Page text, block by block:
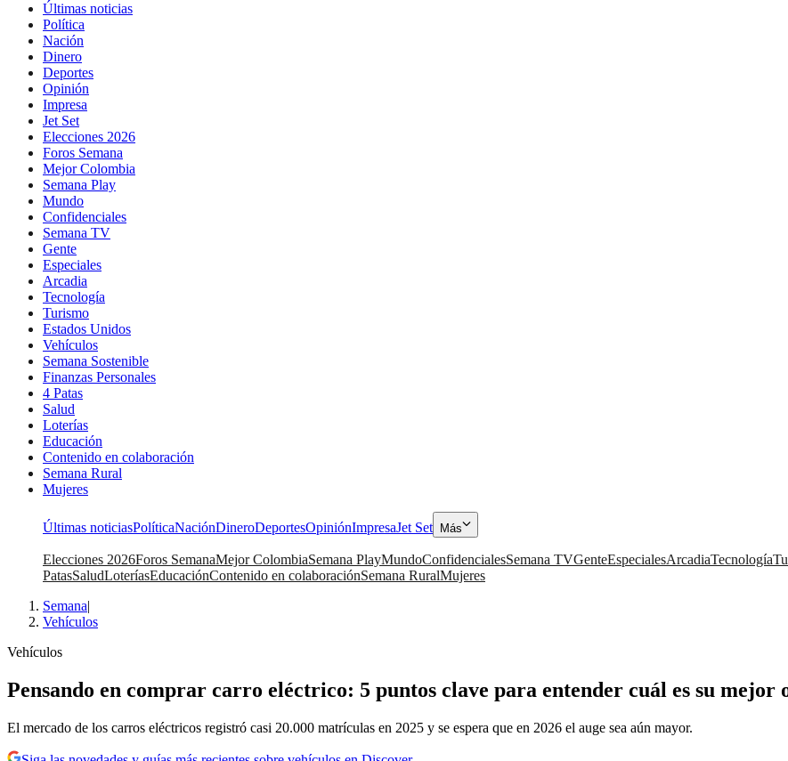
Últimas noticias
Política
Nación
Dinero
Deportes
Opinión
Impresa
Jet Set
Elecciones 2026
Foros Semana
Mejor Colombia
Semana Play
Mundo
Confidenciales
Semana TV
Gente
Especiales
Arcadia
Tecnología
Turismo
Estados Unidos
Vehículos
Semana Sostenible
Finanzas Personales
4 Patas
Salud
Loterías
Educación
Contenido en colaboración
Semana Rural
Mujeres
Últimas noticiasPolíticaNaciónDineroDeportesOpiniónImpresaJet Set Más
Elecciones 2026Foros SemanaMejor ColombiaSemana PlayMundoConfidencialesSemana TVGenteEspecialesArcadiaTecnología
PatasSaludLoteríasEducaciónContenido en colaboraciónSemana RuralMujeres
Semana|
Vehículos
Vehículos
Pensando en comprar carro eléctrico: 5 puntos clave para entender cuál es su mejor
El mercado de los carros eléctricos registró casi 20.000 matrículas en 2025 y se espera que en 2026 el auge sea aún mayor.